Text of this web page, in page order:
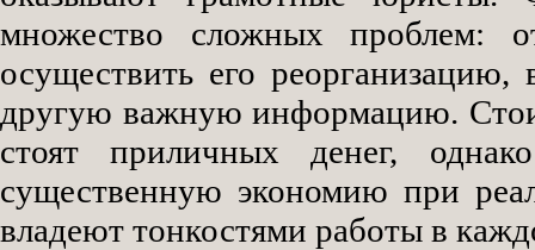
множество сложных проблем:
осуществить его
другую важную информацию.
стоят приличных денег,
существенную экономию при
владеют тонкостями работы в